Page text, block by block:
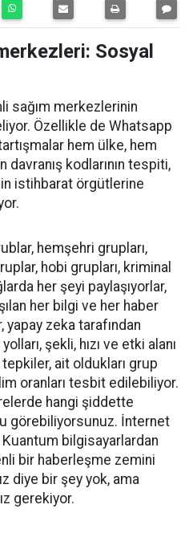
Sosyal
sağım merkezlerinin
Özellikle de Whatsapp
hem ülke, hem
kodlarının tespiti,
istihbarat örgütlerine
hemşehri grupları,
hobi grupları, kriminal
her şeyi paylaşıyorlar,
her bilgi ve her haber
zeka tarafından
şekli, hızı ve etki alanı
ait oldukları grup
oranları tesbit edilebiliyor.
hangi şiddette
görebiliyorsunuz. İnternet
bilgisayarlardan
bir haberleşme zemini
diye bir şey yok, ama
gerekiyor.